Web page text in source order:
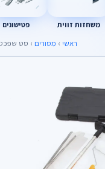
משחזות זווית פטישונים
ראשי › מסורים › סט שפכטל גבס 5 חלקים כולל שפכטל